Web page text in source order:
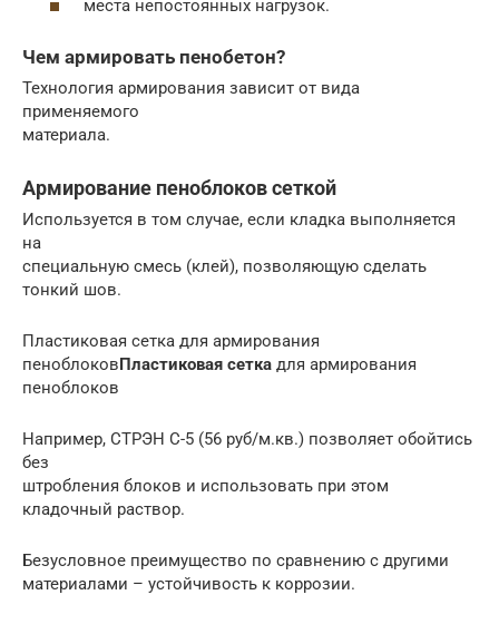
места непостоянных нагрузок.
Чем армировать пенобетон?
Технология армирования зависит от вида
применяемого
материала.
Армирование пеноблоков сеткой
Используется в том случае, если кладка выполняется
на
специальную смесь (клей), позволяющую сделать
тонкий шов.
Пластиковая сетка для армирования
пеноблоковПластиковая сетка для армирования
пеноблоков
Например, СТРЭН С-5 (56 руб/м.кв.) позволяет обойтись
без
штробления блоков и использовать при этом
кладочный раствор.
Безусловное преимущество по сравнению с другими
материалами – устойчивость к коррозии.